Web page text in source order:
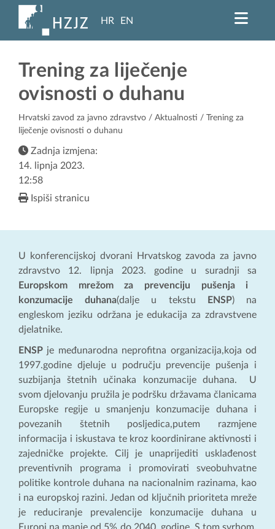
HR EN
Trening za liječenje
ovisnosti o duhanu
Hrvatski zavod za javno zdravstvo / Aktualnosti / Trening za
liječenje ovisnosti o duhanu
Zadnja izmjena:
14. lipnja 2023.
12:58
Ispiši stranicu
U konferencijskoj dvorani Hrvatskog zavoda za javno
zdravstvo 12. lipnja 2023. godine u suradnji sa
Europskom mrežom za prevenciju pušenja i
konzumacije duhana(dalje u tekstu ENSP) na
engleskom jeziku održana je edukacija za zdravstvene
djelatnike.
ENSP je međunarodna neprofitna organizacija,koja od
1997.godine djeluje u području prevencije pušenja i
suzbijanja štetnih učinaka konzumacije duhana. U
svom djelovanju pružila je podršku državama članicama
Europske regije u smanjenju konzumacije duhana i
povezanih štetnih posljedica,putem razmjene
informacija i iskustava te kroz koordinirane aktivnosti i
zajedničke projekte. Cilj je unaprijediti usklađenost
preventivnih programa i promovirati sveobuhvatne
politike kontrole duhana na nacionalnim razinama, kao
i na europskoj razini. Jedan od ključnih prioriteta mreže
je reduciranje prevalencije konzumacije duhana u